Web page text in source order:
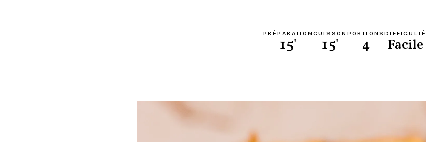
PRÉPARATION
15'
CUISSON
15'
PORTIONS
4
DIFFICULTÉ
Facile